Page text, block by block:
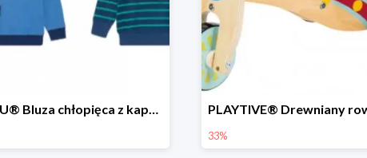
LUPILU® Bluza chłopięca z kapturem
33%